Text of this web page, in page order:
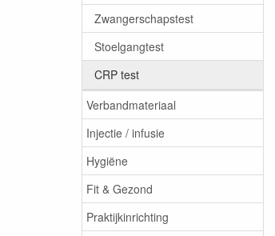
Zwangerschapstest
Stoelgangtest
CRP test
Verbandmateriaal
Injectie / infusie
Hygiëne
Fit & Gezond
Praktijkinrichting